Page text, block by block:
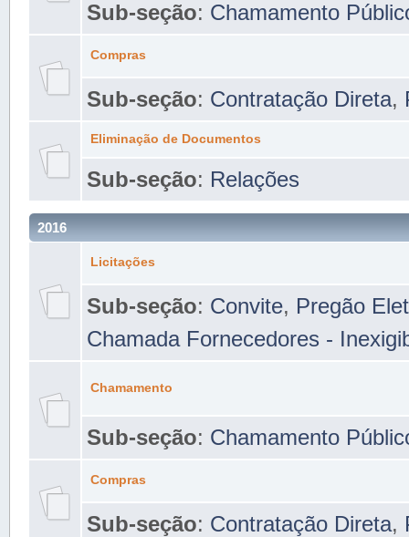
Sub-seção: Chamamento
Compras
Sub-seção: Contratação Direta,
Eliminação de Documentos
Sub-seção: Relações
2016
Licitações
Sub-seção: Convite, Pregão
Chamada Fornecedores -
Chamamento
Sub-seção: Chamamento
Compras
Sub-seção: Contratação Direta,